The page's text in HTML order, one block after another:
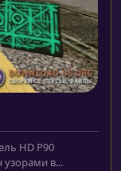
HD P90
узорами в...